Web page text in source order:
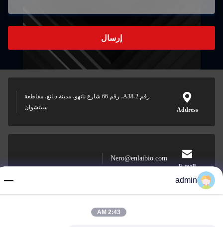
إرسال
Address
رقم A38-2، رقم 66 شارع نانهو، مدينة ديانغ، مقاطعة
سيتشوان
E-mail
Nero@enlaibio.com
0086-28-64841719
admin
2:43 AM